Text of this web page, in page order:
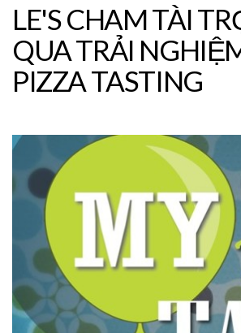
LE'S CHAM TÀI
QUA TRẢI
PIZZA TASTING